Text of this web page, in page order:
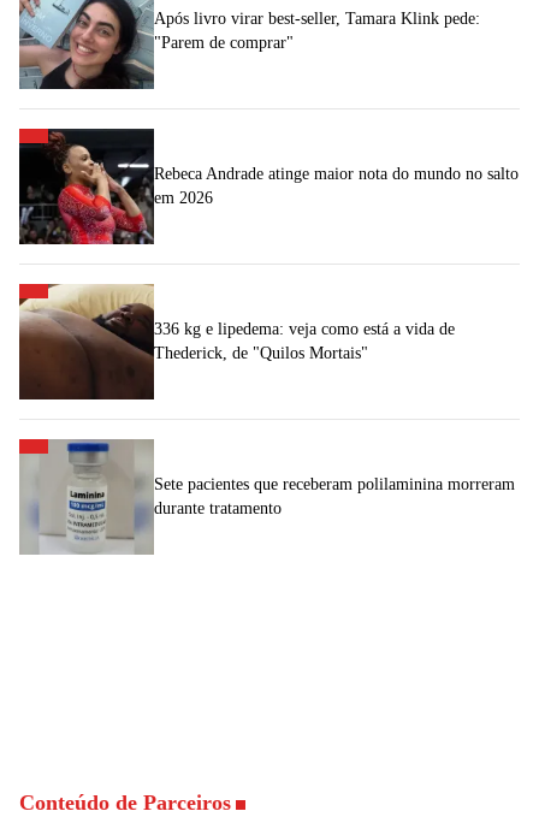
Após livro virar best-seller, Tamara Klink pede:
"Parem de comprar"
Rebeca Andrade atinge maior nota do mundo no salto
em 2026
336 kg e lipedema: veja como está a vida de
Thederick, de "Quilos Mortais"
Sete pacientes que receberam polilaminina morreram
durante tratamento
Conteúdo de Parceiros